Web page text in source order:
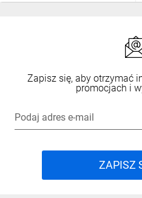
Zapisz się, aby otrzymać
promocjach i
Podaj adres e-mail
ZAPISZ